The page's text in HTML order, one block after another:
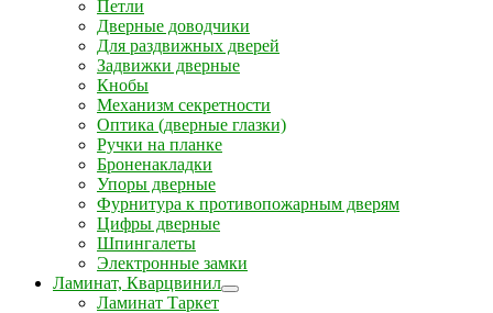
Петли
Дверные доводчики
Для раздвижных дверей
Задвижки дверные
Кнобы
Механизм секретности
Оптика (дверные глазки)
Ручки на планке
Броненакладки
Упоры дверные
Фурнитура к противопожарным дверям
Цифры дверные
Шпингалеты
Электронные замки
Ламинат, Кварцвинил
Ламинат Таркет